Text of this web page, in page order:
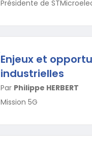
Présidente de
Enjeux et
industrielles
Par Philippe HERBERT
Mission 5G